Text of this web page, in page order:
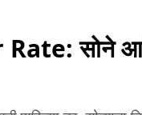
सोने आणि